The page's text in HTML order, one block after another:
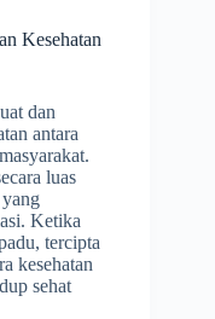
Kesehatan
dan
antara
luas
Ketika
tercipta
kesehatan
sehat